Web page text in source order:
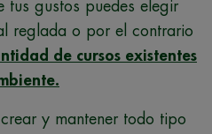
tus gustos puedes elegir
reglada o por el contrario
de cursos existentes
y mantener todo tipo